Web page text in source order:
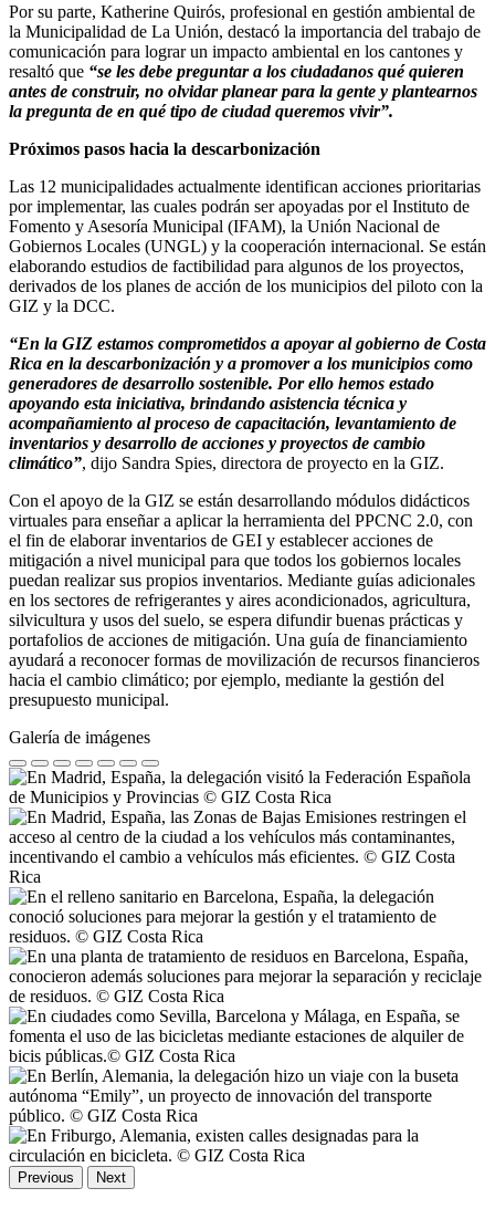
Por su parte, Katherine Quirós, profesional en gestión ambiental de
la Municipalidad de La Unión, destacó la importancia del trabajo de
comunicación para lograr un impacto ambiental en los cantones y
resaltó que “se les debe preguntar a los ciudadanos qué quieren
antes de construir, no olvidar planear para la gente y plantearnos
la pregunta de en qué tipo de ciudad queremos vivir”.
Próximos pasos hacia la descarbonización
Las 12 municipalidades actualmente identifican acciones prioritarias
por implementar, las cuales podrán ser apoyadas por el Instituto de
Fomento y Asesoría Municipal (IFAM), la Unión Nacional de
Gobiernos Locales (UNGL) y la cooperación internacional. Se están
elaborando estudios de factibilidad para algunos de los proyectos,
derivados de los planes de acción de los municipios del piloto con la
GIZ y la DCC.
“En la GIZ estamos comprometidos a apoyar al gobierno de Costa
Rica en la descarbonización y a promover a los municipios como
generadores de desarrollo sostenible. Por ello hemos estado
apoyando esta iniciativa, brindando asistencia técnica y
acompañamiento al proceso de capacitación, levantamiento de
inventarios y desarrollo de acciones y proyectos de cambio
climático”, dijo Sandra Spies, directora de proyecto en la GIZ.
Con el apoyo de la GIZ se están desarrollando módulos didácticos
virtuales para enseñar a aplicar la herramienta del PPCNC 2.0, con
el fin de elaborar inventarios de GEI y establecer acciones de
mitigación a nivel municipal para que todos los gobiernos locales
puedan realizar sus propios inventarios. Mediante guías adicionales
en los sectores de refrigerantes y aires acondicionados, agricultura,
silvicultura y usos del suelo, se espera difundir buenas prácticas y
portafolios de acciones de mitigación. Una guía de financiamiento
ayudará a reconocer formas de movilización de recursos financieros
hacia el cambio climático; por ejemplo, mediante la gestión del
presupuesto municipal.
Galería de imágenes
Previous Next